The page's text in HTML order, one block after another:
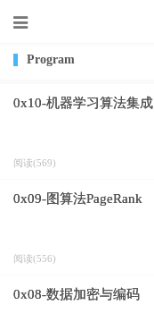
Program
0x10-机器学习算法集成
阅读(569)
0x09-图算法PageRank
阅读(556)
0x08-数据加密与编码